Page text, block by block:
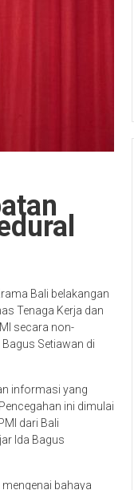
Bali belakangan
Tenaga Kerja dan
secara non-
Setiawan di
informasi yang
ini dimulai
dari Bali
Ida Bagus
bahaya